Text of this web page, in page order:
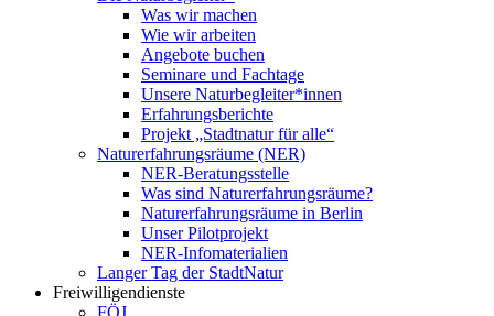
Was wir machen
Wie wir arbeiten
Angebote buchen
Seminare und Fachtage
Unsere Naturbegleiter*innen
Erfahrungsberichte
Projekt „Stadtnatur für alle“
Naturerfahrungsräume (NER)
NER-Beratungsstelle
Was sind Naturerfahrungsräume?
Naturerfahrungsräume in Berlin
Unser Pilotprojekt
NER-Infomaterialien
Langer Tag der StadtNatur
Freiwilligendienste
FÖJ